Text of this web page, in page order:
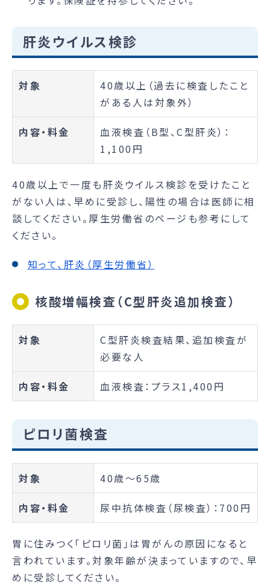
肝炎ウイルス検診
対象
40歳以上（過去に検査したこと
がある人は対象外）
内容・料金
血液検査（B型、C型肝炎）：
1,100円
40歳以上で一度も肝炎ウイルス検診を受けたこと
がない人は、早めに受診し、陽性の場合は医師に相
談してください。厚生労働省のページも参考にして
ください。
知って、肝炎（厚生労働省）
核酸増幅検査（C型肝炎追加検査）
対象
C型肝炎検査結果、追加検査が
必要な人
内容・料金 血液検査：プラス1,400円
ピロリ菌検査
対象 40歳～65歳
内容・料金 尿中抗体検査（尿検査）：700円
胃に住みつく「ピロリ菌」は胃がんの原因になると
言われています。対象年齢が決まっていますので、早
めに受診してください。